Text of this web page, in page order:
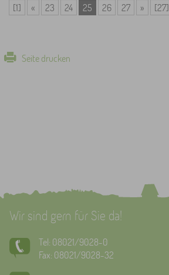
[1] « 23 24 25 26 27 » [27]
Seite drucken
Wir sind gern für Sie da!
Tel: 08021/9028-0
Fax: 08021/9028-32